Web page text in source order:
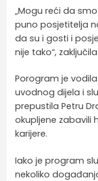
„Mogu reći da
puno posjetitelja
da su i gosti i
nije tako“,
Porogram je
uvodnog dijela i
prepustila Petru
okupljene zabavili
karijere.
Iako je program
nekoliko